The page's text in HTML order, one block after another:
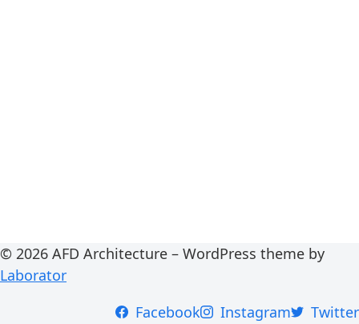
© 2026 AFD Architecture – WordPress theme by
Laborator
Facebook
Instagram Twitter